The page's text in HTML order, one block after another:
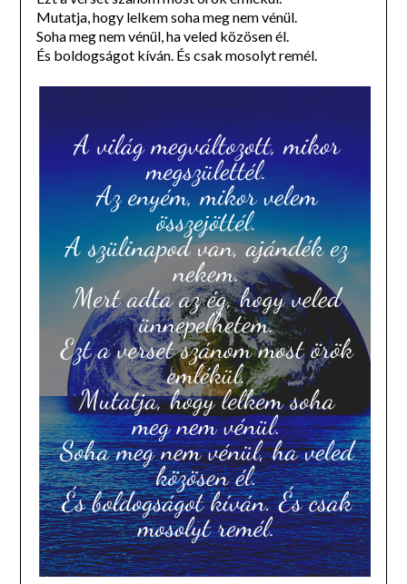
Mutatja, hogy lelkem soha meg nem vénül.
Soha meg nem vénül, ha veled közösen él.
És boldogságot kíván. És csak mosolyt remél.